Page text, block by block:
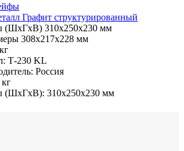
Графит структурированный
(ШхГхВ) 310x250x230 мм
308x217х228 мм
Т-230 KL
Россия
(ШхГхВ): 310x250x230 мм